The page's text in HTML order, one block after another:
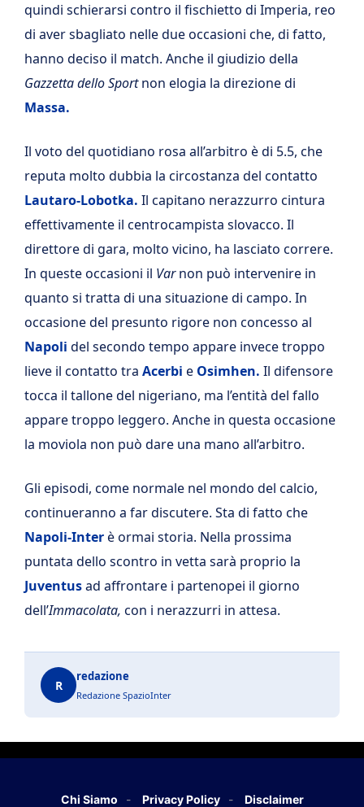
quindi schierarsi contro il fischietto di Imperia, reo
di aver sbagliato nelle due occasioni che, di fatto,
hanno deciso il match. Anche il giudizio della
Gazzetta dello Sportnon elogia la direzione di
Massa.
Il voto del quotidiano rosa all’arbitro è di 5.5, che
reputa molto dubbia la circostanza del contatto
Lautaro-Lobotka. Il capitano nerazzurro cintura
effettivamente il centrocampista slovacco. Il
direttore di gara, molto vicino, ha lasciato correre.
In queste occasioni il Varnon può intervenire in
quanto si tratta di una situazione di campo. In
occasione del presunto rigore non concesso al
Napoli del secondo tempo appare invece troppo
lieve il contatto tra Acerbi e Osimhen. Il difensore
tocca il tallone del nigeriano, ma l’entità del fallo
appare troppo leggero. Anche in questa occasione
la moviola non può dare una mano all’arbitro.
Gli episodi, come normale nel mondo del calcio,
continueranno a far discutere. Sta di fatto che
Napoli-Interè ormai storia. Nella prossima
puntata dello scontro in vetta sarà proprio la
Juventusad affrontare i partenopei il giorno
dell’Immacolata, con i nerazzurri in attesa.
R
redazione
Redazione SpazioInter
Chi Siamo Privacy Policy Disclaimer